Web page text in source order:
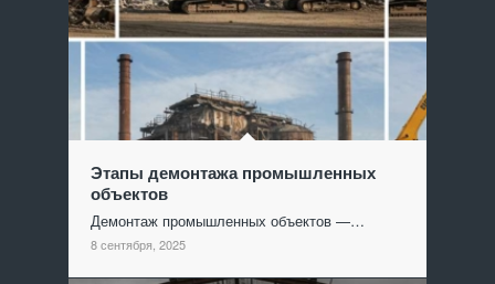
Этапы демонтажа промышленных
объектов
Демонтаж промышленных объектов —…
8 сентября, 2025